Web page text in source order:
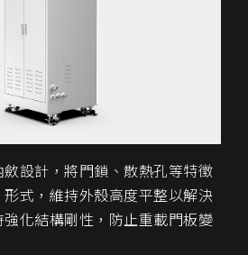
設計，將門鎖、散熱孔等特徵
式，維持外殼高度平整以解決
化結構剛性，防止重載門板變